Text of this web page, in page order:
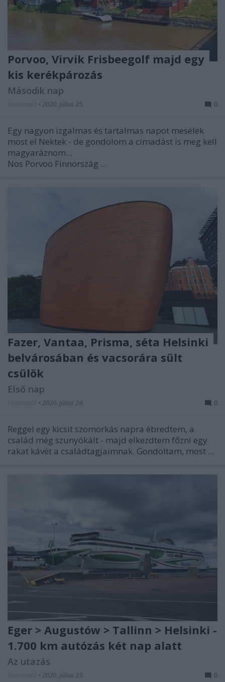
Porvoo, Virvik Frisbeegolf majd egy
kis kerékpározás
Második nap
• 2020. július 25. 0
Egy nagyon izgalmas és tartalmas napot mesélek
most el Nektek - de gondolom a címadást is meg kell
magyaráznom...
Nos Porvoo Finnország ...
Fazer, Vantaa, Prisma, séta Helsinki
belvárosában és vacsorára sült
csülök
Első nap
• 2020. július 24. 0
Reggel egy kicsit szomorkás napra ébredtem, a
család még szunyókált - majd elkezdtem főzni egy
rakat kávét a családtagjaimnak. Gondoltam, most ...
Eger > Augustów > Tallinn > Helsinki -
1.700 km autózás két nap alatt
Az utazás
• 2020. július 23. 0